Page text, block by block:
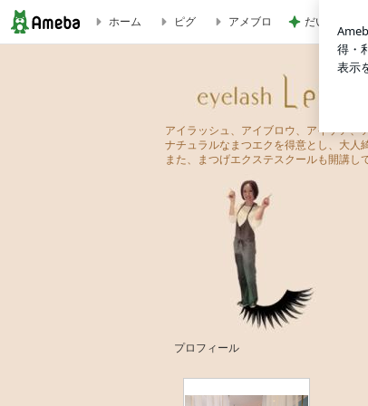
サロントリートメント✩ | eyelash-Lento（アイラッシ
ホーム ピグ アメブロ だいたの夫
アイラッシュ、アイブロウ、アイケア
ナチュラルなまつエクを得意とし、大人
また、まつげエクステスクールも開講し
プロフィール